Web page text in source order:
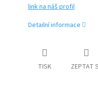
link na náš profil
Detailní informace
TISK ZEPTAT